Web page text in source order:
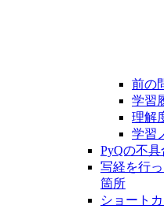
前の
学習
理解
学習
PyQの不
写経を行
箇所
ショートカ